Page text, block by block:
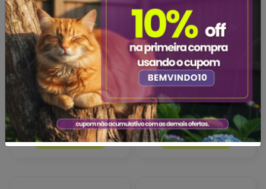
American Pets
Rasqueadeira Luxo p N1
R$18,90
Adicionar
Aplicador de
Medicamentos para Pets
Bom Amigo
R$22,50
Adicionar